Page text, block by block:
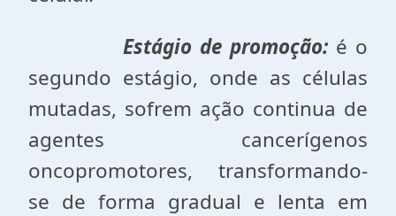
Estágio de promoção: é o
segundo estágio, onde as células
mutadas, sofrem ação continua de
agentes cancerígenos
oncopromotores, transformando-
se de forma gradual e lenta em